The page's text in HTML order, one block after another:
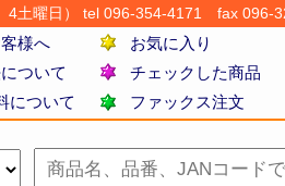
土曜日） tel 096-354-4171 fax 096-
様へ お気に入り
ついて チェックした商品
について
ファックス注文